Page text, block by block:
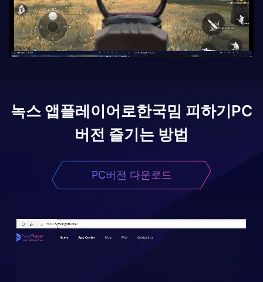
녹스 앱플레이어로한국밈 피하기PC
버전 즐기는 방법
PC버전 다운로드